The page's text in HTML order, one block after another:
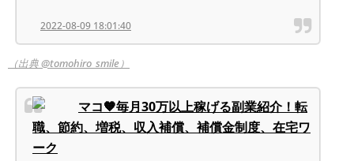
2022-08-09 18:01:40
（出典 @tomohiro_smile）
マコ🧡毎月30万以上稼げる副業紹介！転
職、節約、増税、収入補償、補償金制度、在宅ワ
ーク